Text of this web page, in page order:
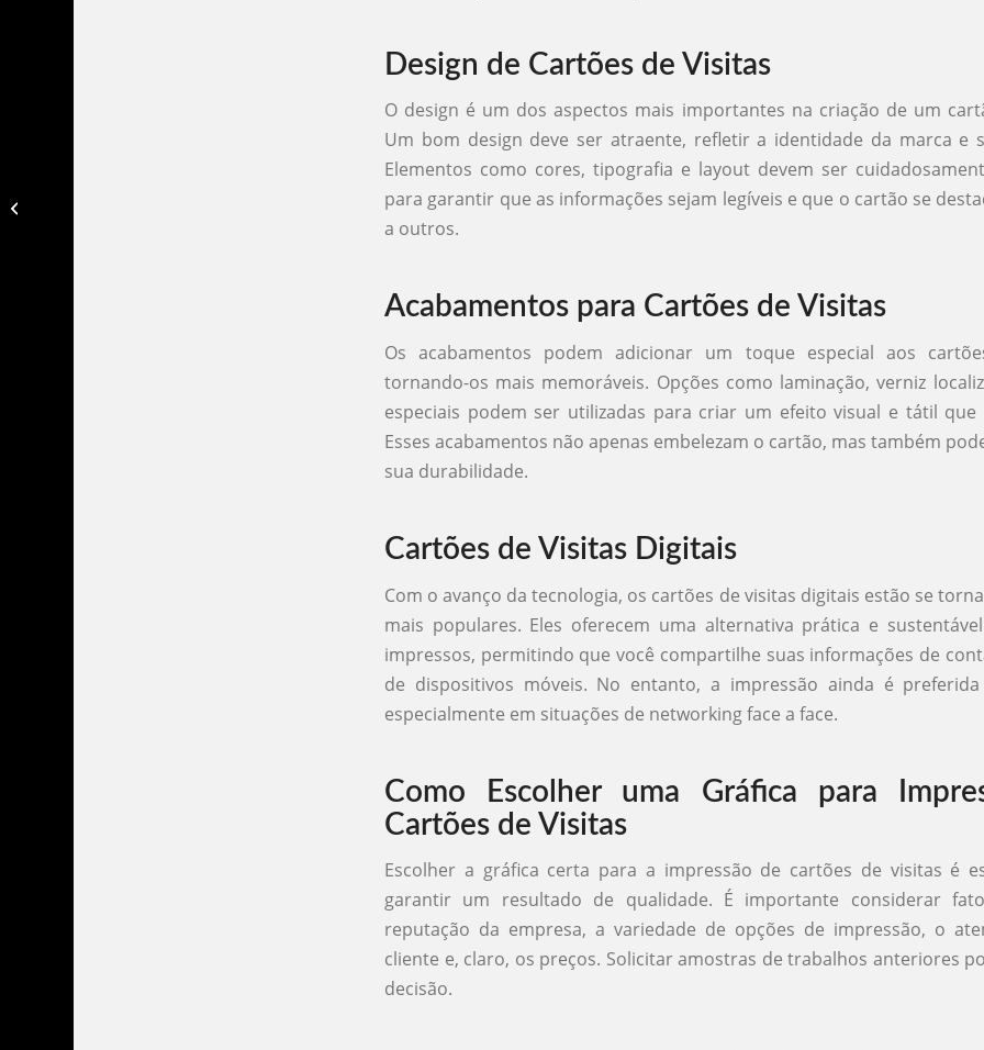
Design de Cartões de Visitas
O design é um dos aspectos mais importantes na criação de um
Um bom design deve ser atraente, refletir a identidade da marca e
Elementos como cores, tipografia e layout devem ser
para garantir que as informações sejam legíveis e que o cartão se
a outros.
Acabamentos para Cartões de Visitas
Os acabamentos podem adicionar um toque especial aos
tornando-os mais memoráveis. Opções como laminação, verniz
especiais podem ser utilizadas para criar um efeito visual e tátil que
Esses acabamentos não apenas embelezam o cartão, mas também
sua durabilidade.
Cartões de Visitas Digitais
Com o avanço da tecnologia, os cartões de visitas digitais estão se
mais populares. Eles oferecem uma alternativa prática e
impressos, permitindo que você compartilhe suas informações de
de dispositivos móveis. No entanto, a impressão ainda é
especialmente em situações de networking face a face.
Como Escolher uma Gráfica para
Cartões de Visitas
Escolher a gráfica certa para a impressão de cartões de visitas é
garantir um resultado de qualidade. É importante considerar
reputação da empresa, a variedade de opções de impressão, o
cliente e, claro, os preços. Solicitar amostras de trabalhos anteriores
decisão.